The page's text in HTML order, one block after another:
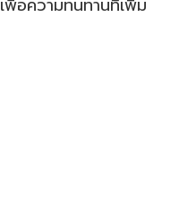
อความทนทานที่เพิ่ม